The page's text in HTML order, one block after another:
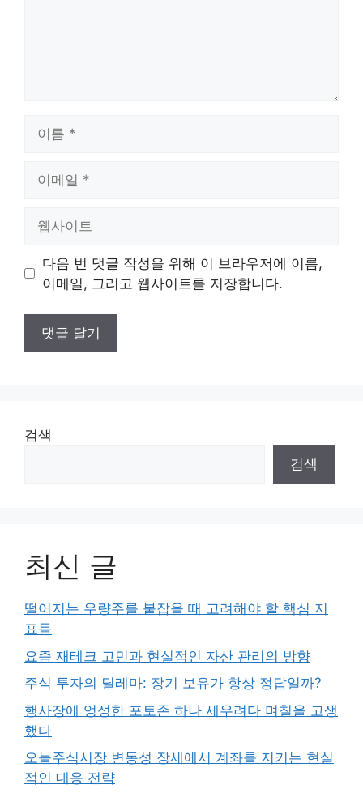
트
다음 번 댓글 작성을 위해 이 브라우저에 이름,
이메일, 그리고 웹사이트를 저장합니다.
검색
검색
최신 글
떨어지는 우량주를 붙잡을 때 고려해야 할 핵심 지
표들
요즘 재테크 고민과 현실적인 자산 관리의 방향
주식 투자의 딜레마: 장기 보유가 항상 정답일까?
행사장에 엉성한 포토존 하나 세우려다 며칠을 고생
했다
오늘주식시장 변동성 장세에서 계좌를 지키는 현실
적인 대응 전략